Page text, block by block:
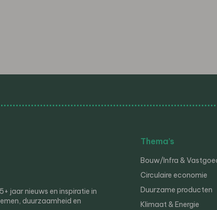
jaar nieuws en inspiratie in
duurzaamheid en
Thema’s
Bouw/Infra &
Circulaire economie
Duurzame producten
Klimaat & Energie